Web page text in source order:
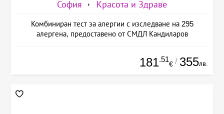
София Красота и Здраве
Комбиниран тест за алергии с изследване на 295
алергена, предоставено от СМДЛ Кандиларов
181.51
€ / 355лв.